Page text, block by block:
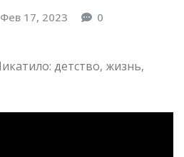
Фев 17, 2023 0